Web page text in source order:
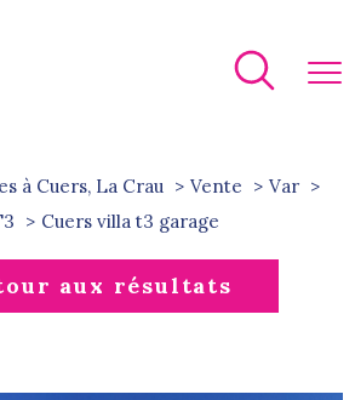
à Cuers, La Crau Vente
Var
cuers villa t3 garage
aux résultats